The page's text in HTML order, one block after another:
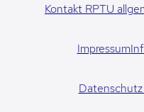
Kontakt RPTU
Impressum